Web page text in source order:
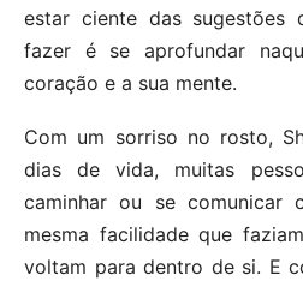
estar ciente das sugestões
fazer é se aprofundar
coração e a sua mente.
Com um sorriso no rosto,
dias de vida, muitas
caminhar ou se comunicar
mesma facilidade que
voltam para dentro de si. E